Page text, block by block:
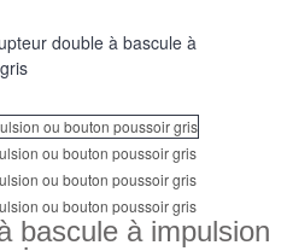
double à bascule à
bascule à impulsion